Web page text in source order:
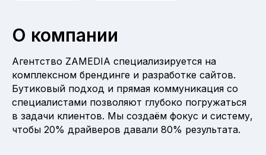
О компании
Агентство ZAMEDIA специализируется на
комплексном брендинге и разработке сайтов.
Бутиковый подход и прямая коммуникация со
специалистами позволяют глубоко погружаться
в задачи клиентов. Мы создаём фокус и систему,
чтобы 20% драйверов давали 80% результата.